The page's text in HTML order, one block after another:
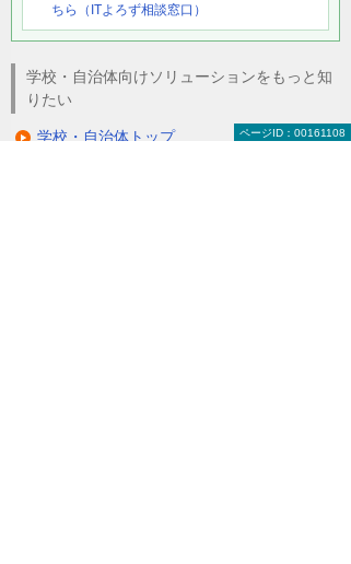
ちら（ITよろず相談窓口）
学校・自治体向けソリューションをもっと知
りたい
学校・自治体トップ
ページID：00161108